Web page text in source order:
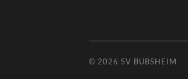
© 2026 SV BUBSHEIM